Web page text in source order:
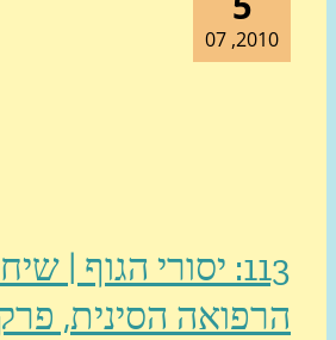
113: יסורי הגוף | שיחות
הסינית, פרק 14